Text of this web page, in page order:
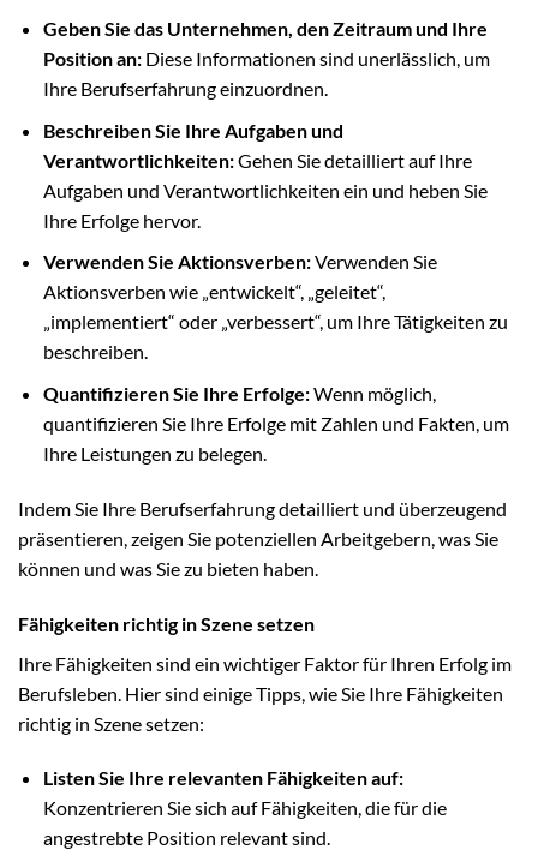
Geben Sie das Unternehmen, den Zeitraum und Ihre
Position an:Diese Informationen sind unerlässlich, um
Ihre Berufserfahrung einzuordnen.
Beschreiben Sie Ihre Aufgaben und
Verantwortlichkeiten:Gehen Sie detailliert auf Ihre
Aufgaben und Verantwortlichkeiten ein und heben Sie
Ihre Erfolge hervor.
Verwenden Sie Aktionsverben:Verwenden Sie
Aktionsverben wie „entwickelt“, „geleitet“,
„implementiert“ oder „verbessert“, um Ihre Tätigkeiten zu
beschreiben.
Quantifizieren Sie Ihre Erfolge:Wenn möglich,
quantifizieren Sie Ihre Erfolge mit Zahlen und Fakten, um
Ihre Leistungen zu belegen.
Indem Sie Ihre Berufserfahrung detailliert und überzeugend
präsentieren, zeigen Sie potenziellen Arbeitgebern, was Sie
können und was Sie zu bieten haben.
Fähigkeiten richtig in Szene setzen
Ihre Fähigkeiten sind ein wichtiger Faktor für Ihren Erfolg im
Berufsleben. Hier sind einige Tipps, wie Sie Ihre Fähigkeiten
richtig in Szene setzen:
Listen Sie Ihre relevanten Fähigkeiten auf:
Konzentrieren Sie sich auf Fähigkeiten, die für die
angestrebte Position relevant sind.